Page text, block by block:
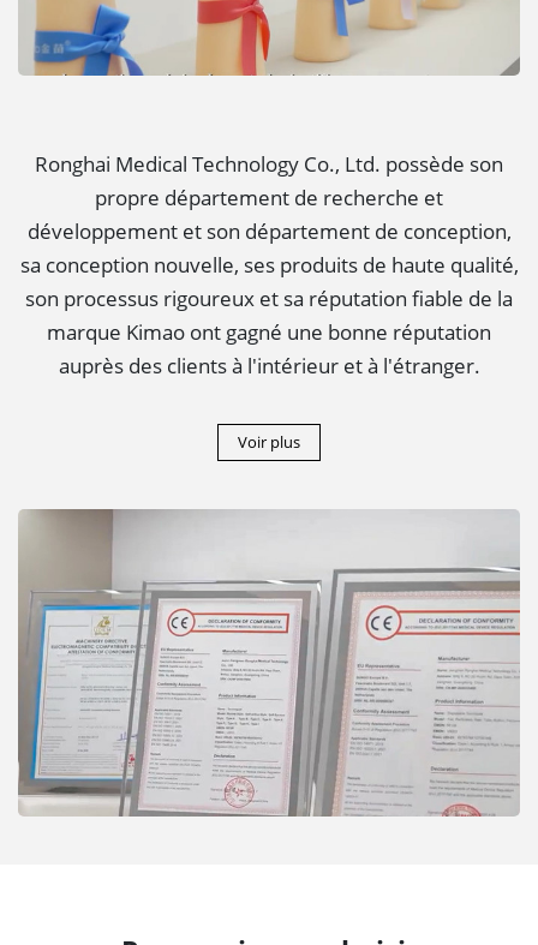
Ronghai Medical Technology Co., Ltd. possède son
propre département de recherche et
développement et son département de conception,
sa conception nouvelle, ses produits de haute qualité,
son processus rigoureux et sa réputation fiable de la
marque Kimao ont gagné une bonne réputation
auprès des clients à l'intérieur et à l'étranger.
Voir plus